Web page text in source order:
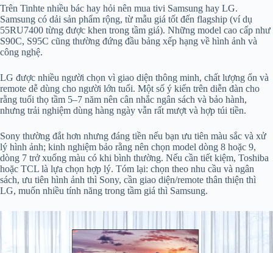
Trên Tinhte nhiều bác hay hỏi nên mua tivi Samsung hay LG.
Samsung có dải sản phẩm rộng, từ mẫu giá tốt đến flagship (ví dụ
55RU7400 từng được khen trong tầm giá). Những model cao cấp như
S90C, S95C cũng thường đứng đầu bảng xếp hạng về hình ảnh và
công nghệ.
LG được nhiều người chọn vì giao diện thông minh, chất lượng ổn và
remote dễ dùng cho người lớn tuổi. Một số ý kiến trên diễn đàn cho
rằng tuổi thọ tầm 5–7 năm nên cân nhắc ngân sách và bảo hành,
nhưng trải nghiệm dùng hàng ngày vẫn rất mượt và hợp túi tiền.
Sony thường đắt hơn nhưng đáng tiền nếu bạn ưu tiên màu sắc và xử
lý hình ảnh; kinh nghiệm bảo rằng nên chọn model dòng 8 hoặc 9,
dòng 7 trở xuống màu có khi bình thường. Nếu cần tiết kiệm, Toshiba
hoặc TCL là lựa chọn hợp lý. Tóm lại: chọn theo nhu cầu và ngân
sách, ưu tiên hình ảnh thì Sony, cần giao diện/remote thân thiện thì
LG, muốn nhiều tính năng trong tầm giá thì Samsung.